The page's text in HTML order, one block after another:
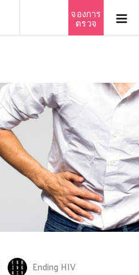
จองการ
ตรวจ
Ending HIV